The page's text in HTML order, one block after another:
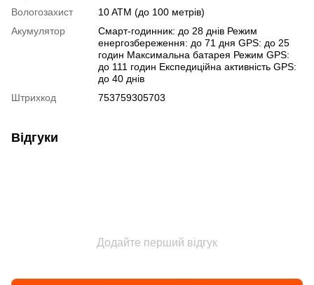
Вологозахист
10 ATM (до 100 метрів)
Акумулятор
Смарт-годинник: до 28 днів Режим
енергозбереження: до 71 дня GPS: до 25
годин Максимальна батарея Режим GPS:
до 111 годин Експедиційна активність GPS:
до 40 днів
Штрихкод
753759305703
Відгуки
Додайте перший відгук